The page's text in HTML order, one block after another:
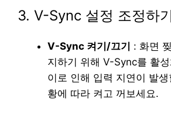
3. V-Sync 설정 조정하
V-Sync 켜기/끄기
: 화면
지하기 위해 V-Sync를 활
이로 인해 입력 지연이 발
황에 따라 켜고 꺼보세요.